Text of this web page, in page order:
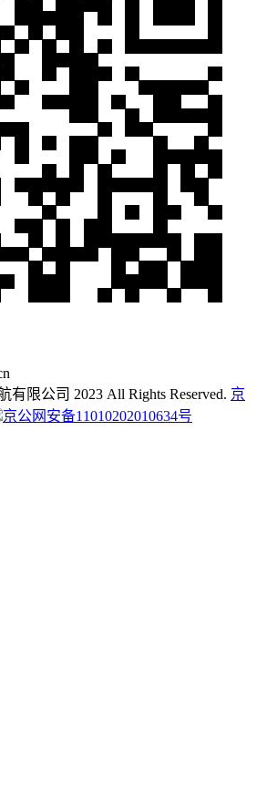
限公司 2023 All Rights Reserved. 京
京公网安备11010202010634号